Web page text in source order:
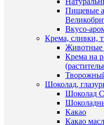
Пищевые
Вкусо-
Крема, сливки,
Животные
Крема на
Шоколад,
Шоколад
Какао
Какао